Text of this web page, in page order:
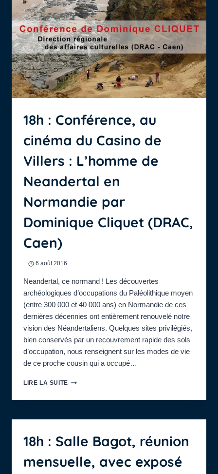
DE
L’UNIVERSITÉ
DE
LYON
2)
:
«GEORGE
SAND
ET
LA
CÔTE
CINÉMA
CASINO
VILLERS-
MER
18h : Conférence, au
cinéma du Casino de
Villers : L’homme de
Neandertal en
Normandie par
Dominique Cliquet (DRAC,
Caen)
6 août 2016
Neandertal, ce normand ! Les découvertes
archéologiques d’occupations du Paléolithique moyen
(entre 300 000 et 40 000 ans) en Normandie de ces
dernières décennies ont entièrement renouvelé notre
vision des Néandertaliens. Quelques sites privilégiés,
bien conservés par un recouvrement rapide des sols
d’occupation, nous renseignent sur les modes de vie
de ce proche cousin qui a occupé…
LIRE LA SUITE18H
CONFÉRENCE,
CASINO
DE
:
18h : Salle Bagot, réunion
mensuelle, avec exposé